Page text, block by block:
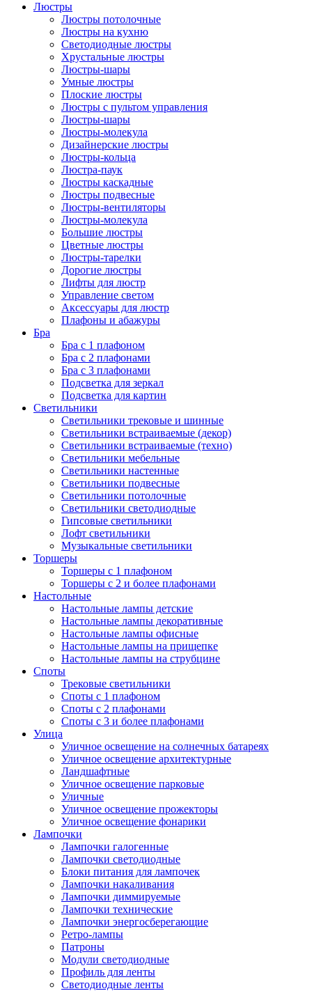
Люстры
Люстры потолочные
Люстры на кухню
Светодиодные люстры
Хрустальные люстры
Люстры-шары
Умные люстры
Плоские люстры
Люстры с пультом управления
Люстры-шары
Люстры-молекула
Дизайнерские люстры
Люстры-кольца
Люстра-паук
Люстры каскадные
Люстры подвесные
Люстры-вентиляторы
Люстры-молекула
Большие люстры
Цветные люстры
Люстры-тарелки
Дорогие люстры
Лифты для люстр
Управление светом
Аксессуары для люстр
Плафоны и абажуры
Бра
Бра с 1 плафоном
Бра с 2 плафонами
Бра с 3 плафонами
Подсветка для зеркал
Подсветка для картин
Светильники
Светильники трековые и шинные
Светильники встраиваемые (декор)
Светильники встраиваемые (техно)
Светильники мебельные
Светильники настенные
Светильники подвесные
Светильники потолочные
Светильники светодиодные
Гипсовые светильники
Лофт светильники
Музыкальные светильники
Торшеры
Торшеры с 1 плафоном
Торшеры с 2 и более плафонами
Настольные
Настольные лампы детские
Настольные лампы декоративные
Настольные лампы офисные
Настольные лампы на прищепке
Настольные лампы на струбцине
Споты
Трековые светильники
Споты с 1 плафоном
Споты с 2 плафонами
Споты с 3 и более плафонами
Улица
Уличное освещение на солнечных батареях
Уличное освещение архитектурные
Ландшафтные
Уличное освещение парковые
Уличные
Уличное освещение прожекторы
Уличное освещение фонарики
Лампочки
Лампочки галогенные
Лампочки светодиодные
Блоки питания для лампочек
Лампочки накаливания
Лампочки диммируемые
Лампочки технические
Лампочки энергосберегающие
Ретро-лампы
Патроны
Модули светодиодные
Профиль для ленты
Светодиодные ленты